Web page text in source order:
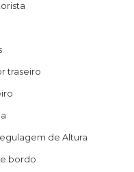
traseiro
de Altura
bordo